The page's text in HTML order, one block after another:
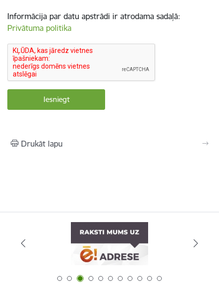
Informācija par datu apstrādi ir atrodama sadaļā:
Privātuma politika
Drukāt lapu